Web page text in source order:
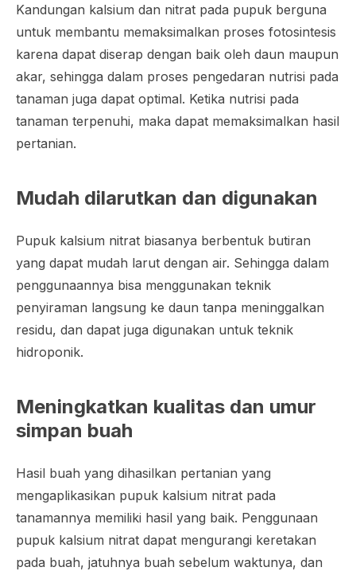
Kandungan kalsium dan nitrat pada pupuk berguna
untuk membantu memaksimalkan proses fotosintesis
karena dapat diserap dengan baik oleh daun maupun
akar, sehingga dalam proses pengedaran nutrisi pada
tanaman juga dapat optimal. Ketika nutrisi pada
tanaman terpenuhi, maka dapat memaksimalkan hasil
pertanian.
Mudah dilarutkan dan digunakan
Pupuk kalsium nitrat biasanya berbentuk butiran
yang dapat mudah larut dengan air. Sehingga dalam
penggunaannya bisa menggunakan teknik
penyiraman langsung ke daun tanpa meninggalkan
residu, dan dapat juga digunakan untuk teknik
hidroponik.
Meningkatkan kualitas dan umur
simpan buah
Hasil buah yang dihasilkan pertanian yang
mengaplikasikan pupuk kalsium nitrat pada
tanamannya memiliki hasil yang baik. Penggunaan
pupuk kalsium nitrat dapat mengurangi keretakan
pada buah, jatuhnya buah sebelum waktunya, dan